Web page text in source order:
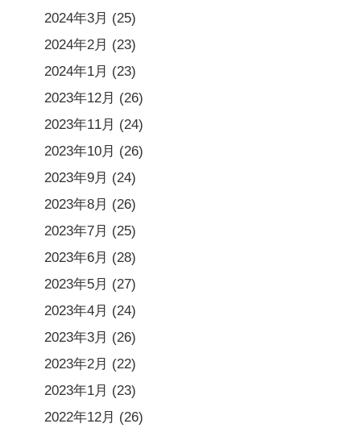
2024年3月 (25)
2024年2月 (23)
2024年1月 (23)
2023年12月 (26)
2023年11月 (24)
2023年10月 (26)
2023年9月 (24)
2023年8月 (26)
2023年7月 (25)
2023年6月 (28)
2023年5月 (27)
2023年4月 (24)
2023年3月 (26)
2023年2月 (22)
2023年1月 (23)
2022年12月 (26)